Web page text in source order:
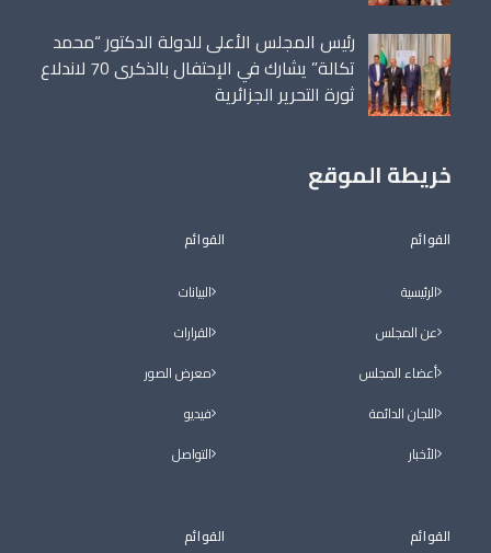
رئيس المجلس الأعلى للدولة الدكتور “محمد
تكالة” يشارك في الإحتفال بالذكرى 70 لاندلاع
ثورة التحرير الجزائرية
خريطة الموقع
القوائم
الرئيسية
عن المجلس
أعضاء المجلس
اللجان الدائمة
الأخبار
القوائم
القوائم
البيانات
القرارات
معرض الصور
فيديو
التواصل
القوائم